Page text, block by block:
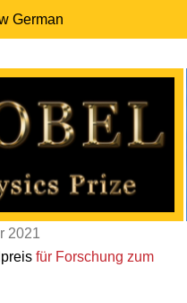
German
2021
für Forschung zum